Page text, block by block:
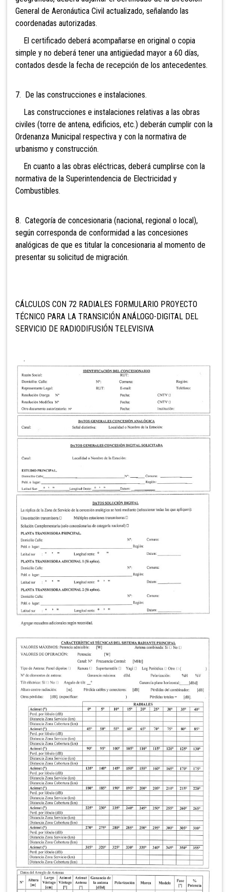
General de Aeronáutica Civil actualizado, señalando las
coordenadas autorizadas.
El certificado deberá acompañarse en original o copia
simple y no deberá tener una antigüedad mayor a 60 días,
contados desde la fecha de recepción de los antecedentes.
7. De las construcciones e instalaciones.
Las construcciones e instalaciones relativas a las obras
civiles (torre de antena, edificios, etc.) deberán cumplir con la
Ordenanza Municipal respectiva y con la normativa de
urbanismo y construcción.
En cuanto a las obras eléctricas, deberá cumplirse con la
normativa de la Superintendencia de Electricidad y
Combustibles.
8. Categoría de concesionaria (nacional, regional o local),
según corresponda de conformidad a las concesiones
analógicas de que es titular la concesionaria al momento de
presentar su solicitud de migración.
CÁLCULOS CON 72 RADIALES FORMULARIO PROYECTO
TÉCNICO PARA LA TRANSICIÓN ANÁLOGO-DIGITAL DEL
SERVICIO DE RADIODIFUSIÓN TELEVISIVA
.